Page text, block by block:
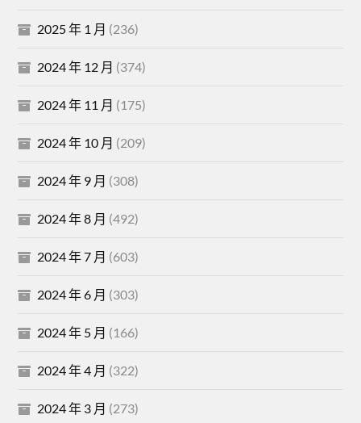
2025 年 1 月 (236)
2024 年 12 月 (374)
2024 年 11 月 (175)
2024 年 10 月 (209)
2024 年 9 月 (308)
2024 年 8 月 (492)
2024 年 7 月 (603)
2024 年 6 月 (303)
2024 年 5 月 (166)
2024 年 4 月 (322)
2024 年 3 月 (273)